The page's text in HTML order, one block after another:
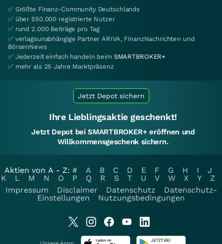
✅ Größte Finanz-Community Deutschlands
✅ über 550.000 registrierte Nutzer
✅ rund 2.000 Beiträge pro Tag
✅ verlagsunabhängige Partner ARIVA, FinanzNachrichten und
BörsenNews
✅ Jederzeit einfach handeln beim SMARTBROKER+
✅ mehr als 25 Jahre Marktpräsenz
Jetzt Depot sichern
Ihre Lieblingsaktie geschenkt!
Jetzt Depot bei SMARTBROKER+ eröffnen und
Willkommensgeschenk sichern.
Aktien von A - Z: # A B C D E F G H I
J
K
L M N O P Q R S T U V W X Y
Z
Impressum
Disclaimer Datenschutz
Datenschutz-
Einstellungen
Nutzungsbedingungen